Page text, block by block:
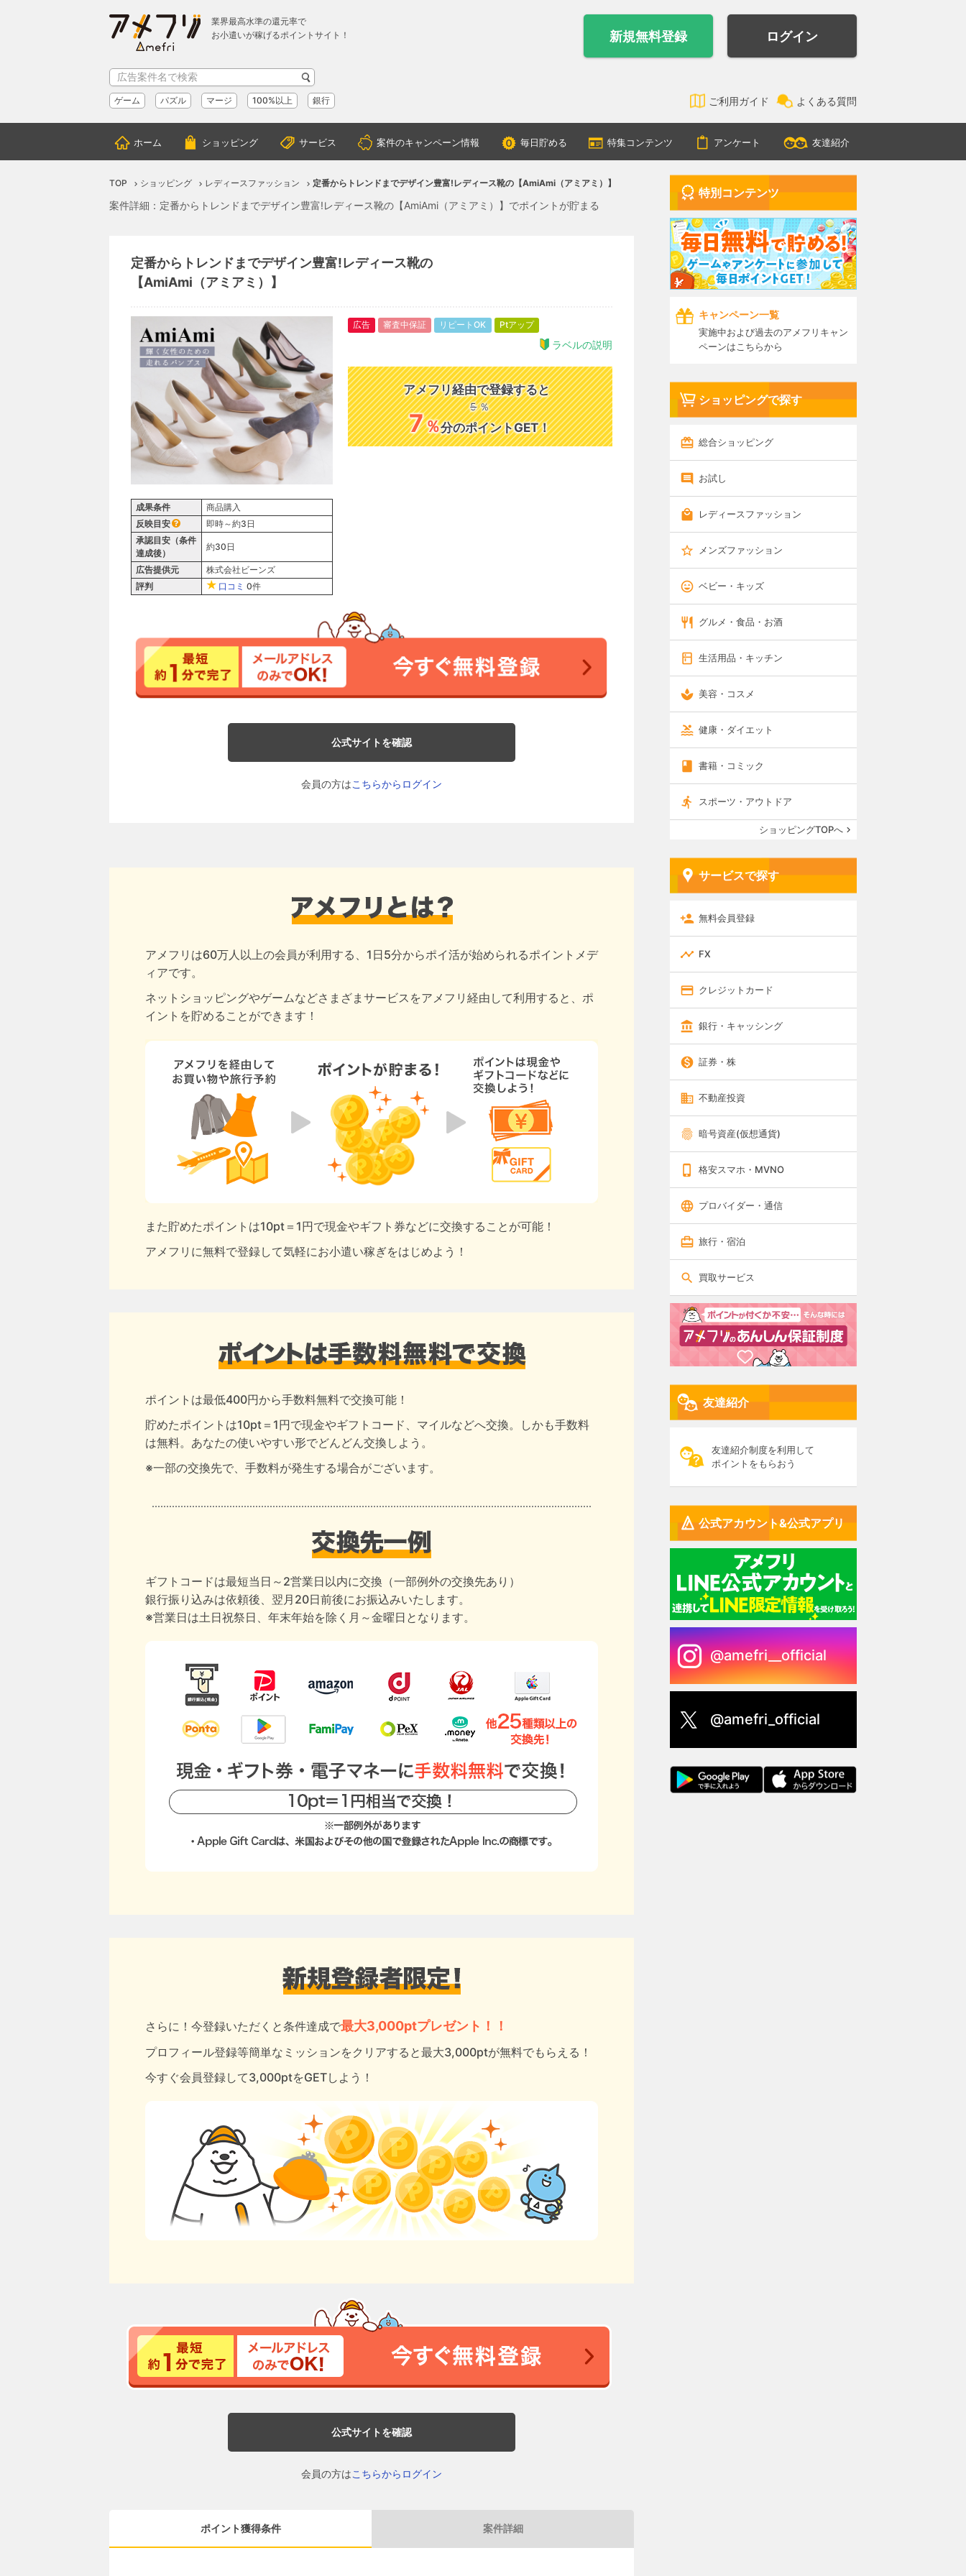
業界最高水準の還元率で
お小遣いが稼げるポイントサイト！
新規無料登録 ログイン
ゲーム パズル マージ 100%以上 銀行 ご利用ガイド よくある質問
ホーム ショッピング サービス 案件のキャンペーン情報 毎日貯める 特集コンテンツ アンケート 友達紹介
TOP ショッピング レディースファッション 定番からトレンドまでデザイン豊富!レディース靴の【AmiAmi（アミアミ）】
案件詳細：定番からトレンドまでデザイン豊富!レディース靴の【AmiAmi（アミアミ）】でポイントが貯まる
定番からトレンドまでデザイン豊富!レディース靴の
【AmiAmi（アミアミ）】
成果条件
商品購入
反映目安
即時～約3日
承認目安（条件
達成後）
約30日
広告提供元
株式会社ビーンズ
評判
口コミ 0件
広告 審査中保証 リピートOK Ptアップ
ラベルの説明
アメフリ経由で登録すると
5 ％
7％分のポイントGET！
公式サイトを確認
会員の方はこちらからログイン
アメフリは60万人以上の会員が利用する、1日5分からポイ活が始められるポイントメデ
ィアです。
ネットショッピングやゲームなどさまざまサービスをアメフリ経由して利用すると、ポ
イントを貯めることができます！
また貯めたポイントは10pt＝1円で現金やギフト券などに交換することが可能！
アメフリに無料で登録して気軽にお小遣い稼ぎをはじめよう！
ポイントは最低400円から手数料無料で交換可能！
貯めたポイントは10pt＝1円で現金やギフトコード、マイルなどへ交換。しかも手数料
は無料。あなたの使いやすい形でどんどん交換しよう。
※一部の交換先で、手数料が発生する場合がございます。
ギフトコードは最短当日～2営業日以内に交換（一部例外の交換先あり）
銀行振り込みは依頼後、翌月20日前後にお振込みいたします。
※営業日は土日祝祭日、年末年始を除く月～金曜日となります。
さらに！今登録いただくと条件達成で最大3,000ptプレゼント！！
プロフィール登録等簡単なミッションをクリアすると最大3,000ptが無料でもらえる！
今すぐ会員登録して3,000ptをGETしよう！
公式サイトを確認
会員の方はこちらからログイン
ポイント獲得条件 案件詳細
特別コンテンツ
キャンペーン一覧
実施中および過去のアメフリキャン
ペーンはこちらから
ショッピングで探す
総合ショッピング
お試し
レディースファッション
メンズファッション
ベビー・キッズ
グルメ・食品・お酒
生活用品・キッチン
美容・コスメ
健康・ダイエット
書籍・コミック
スポーツ・アウトドア
ショッピングTOPへ
サービスで探す
無料会員登録
FX
クレジットカード
銀行・キャッシング
証券・株
不動産投資
暗号資産(仮想通貨)
格安スマホ・MVNO
プロバイダー・通信
旅行・宿泊
買取サービス
友達紹介
友達紹介制度を利用して
ポイントをもらおう
公式アカウント&公式アプリ
@amefri__official
@amefri_official